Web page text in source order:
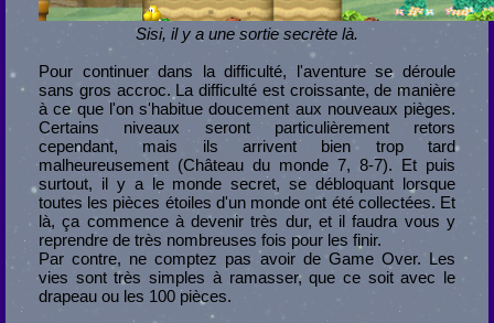
Sisi, il y a une sortie secrète là.
Pour continuer dans la difficulté, l'aventure se déroule
sans gros accroc. La difficulté est croissante, de manière
à ce que l'on s'habitue doucement aux nouveaux pièges.
Certains niveaux seront particulièrement retors
cependant, mais ils arrivent bien trop tard
malheureusement (Château du monde 7, 8-7). Et puis
surtout, il y a le monde secret, se débloquant lorsque
toutes les pièces étoiles d'un monde ont été collectées. Et
là, ça commence à devenir très dur, et il faudra vous y
reprendre de très nombreuses fois pour les finir.
Par contre, ne comptez pas avoir de Game Over. Les
vies sont très simples à ramasser, que ce soit avec le
drapeau ou les 100 pièces.